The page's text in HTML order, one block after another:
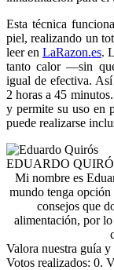
Esta técnica
piel, realizando un
leer en LaRazon.es.
tanto calor —sin
igual de efectiva. Así
2 horas a 45
y permite su uso en
puede realizarse
EDUARDO
Mi nombre es
mundo tenga opción
consejos que
alimentación, por
Valora nuestra guía
Votos realizados: 0.